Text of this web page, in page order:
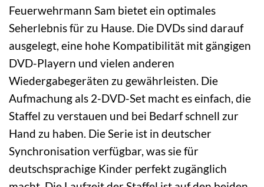
Feuerwehrmann Sam bietet ein optimales
Seherlebnis für zu Hause. Die DVDs sind darauf
ausgelegt, eine hohe Kompatibilität mit gängigen
DVD-Playern und vielen anderen
Wiedergabegeräten zu gewährleisten. Die
Aufmachung als 2-DVD-Set macht es einfach, die
Staffel zu verstauen und bei Bedarf schnell zur
Hand zu haben. Die Serie ist in deutscher
Synchronisation verfügbar, was sie für
deutschsprachige Kinder perfekt zugänglich